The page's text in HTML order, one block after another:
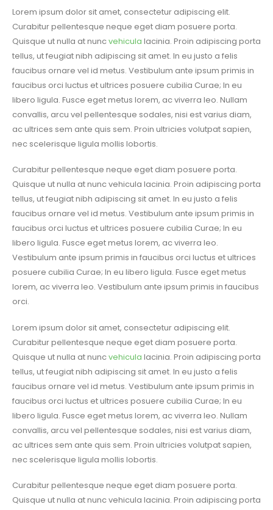
Lorem ipsum dolor sit amet, consectetur adipiscing elit.
Curabitur pellentesque neque eget diam posuere porta.
Quisque ut nulla at nuncvehicula lacinia. Proin adipiscing porta
tellus, ut feugiat nibh adipiscing sit amet. In eu justo a felis
faucibus ornare vel id metus. Vestibulum ante ipsum primis in
faucibus orci luctus et ultrices posuere cubilia Curae; In eu
libero ligula. Fusce eget metus lorem, ac viverra leo. Nullam
convallis, arcu vel pellentesque sodales, nisi est varius diam,
ac ultrices sem ante quis sem. Proin ultricies volutpat sapien,
nec scelerisque ligula mollis lobortis.
Curabitur pellentesque neque eget diam posuere porta.
Quisque ut nulla at nunc vehicula lacinia. Proin adipiscing porta
tellus, ut feugiat nibh adipiscing sit amet. In eu justo a felis
faucibus ornare vel id metus. Vestibulum ante ipsum primis in
faucibus orci luctus et ultrices posuere cubilia Curae; In eu
libero ligula. Fusce eget metus lorem, ac viverra leo.
Vestibulum ante ipsum primis in faucibus orci luctus et ultrices
posuere cubilia Curae; In eu libero ligula. Fusce eget metus
lorem, ac viverra leo. Vestibulum ante ipsum primis in faucibus
orci.
Lorem ipsum dolor sit amet, consectetur adipiscing elit.
Curabitur pellentesque neque eget diam posuere porta.
Quisque ut nulla at nuncvehicula lacinia. Proin adipiscing porta
tellus, ut feugiat nibh adipiscing sit amet. In eu justo a felis
faucibus ornare vel id metus. Vestibulum ante ipsum primis in
faucibus orci luctus et ultrices posuere cubilia Curae; In eu
libero ligula. Fusce eget metus lorem, ac viverra leo. Nullam
convallis, arcu vel pellentesque sodales, nisi est varius diam,
ac ultrices sem ante quis sem. Proin ultricies volutpat sapien,
nec scelerisque ligula mollis lobortis.
Curabitur pellentesque neque eget diam posuere porta.
Quisque ut nulla at nunc vehicula lacinia. Proin adipiscing porta